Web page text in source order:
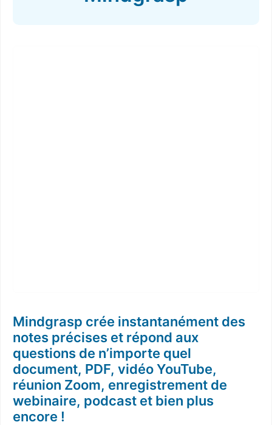
Mindgrasp crée instantanément des
notes précises et répond aux
questions de n’importe quel
document, PDF, vidéo YouTube,
réunion Zoom, enregistrement de
webinaire, podcast et bien plus
encore !